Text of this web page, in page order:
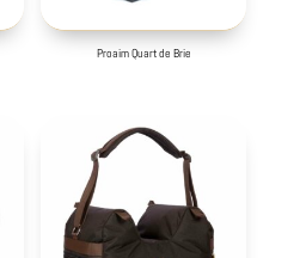
Proaim Quart de Brie